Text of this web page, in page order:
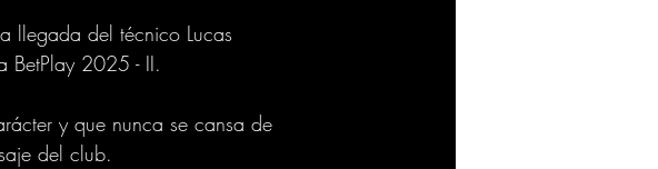
llegada del técnico Lucas
BetPlay 2025 - II.
y que nunca se cansa de
del club.